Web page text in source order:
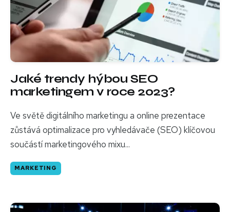
Jaké trendy hýbou SEO
marketingem v roce 2023?
Ve světě digitálního marketingu a online prezentace
zůstává optimalizace pro vyhledávače (SEO) klíčovou
součástí marketingového mixu...
MARKETING